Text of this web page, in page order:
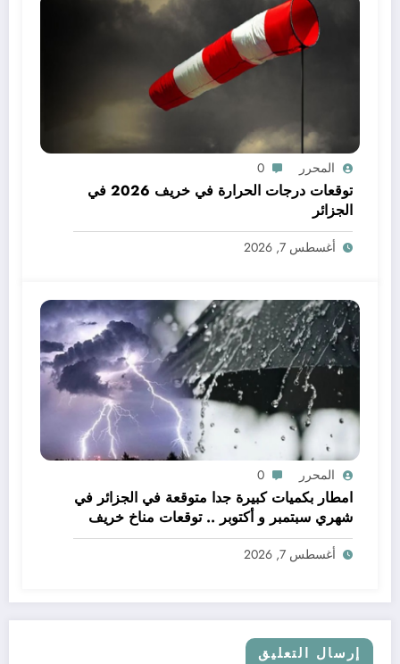
المحرر 0
توقعات درجات الحرارة في خريف 2026 في
الجزائر
أغسطس 7, 2026
المحرر 0
امطار بكميات كبيرة جدا متوقعة في الجزائر في
شهري سبتمبر و أكتوبر .. توقعات مناخ خريف
2026 الجزائر
أغسطس 7, 2026
إرسال التعليق